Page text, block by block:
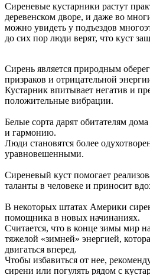
Сиреневые кустарники растут
деревенском дворе, и даже во
можно увидеть у подъездов
до сих пор люди верят, что куст
Сирень является природным
призраков и отрицательной
Кустарник впитывает негатив и
положительные вибрации.
Белые сорта дарят обитателям
и гармонию.
Люди становятся более
уравновешенными.
Сиреневый куст помогает
таланты в человеке и приносит
В некоторых штатах Америки
помощника в новых начинаниях.
Считается, что в конце зимы мир
тяжелой «зимней» энергией,
двигаться вперед.
Чтобы избавиться от нее,
сирени или погулять рядом с